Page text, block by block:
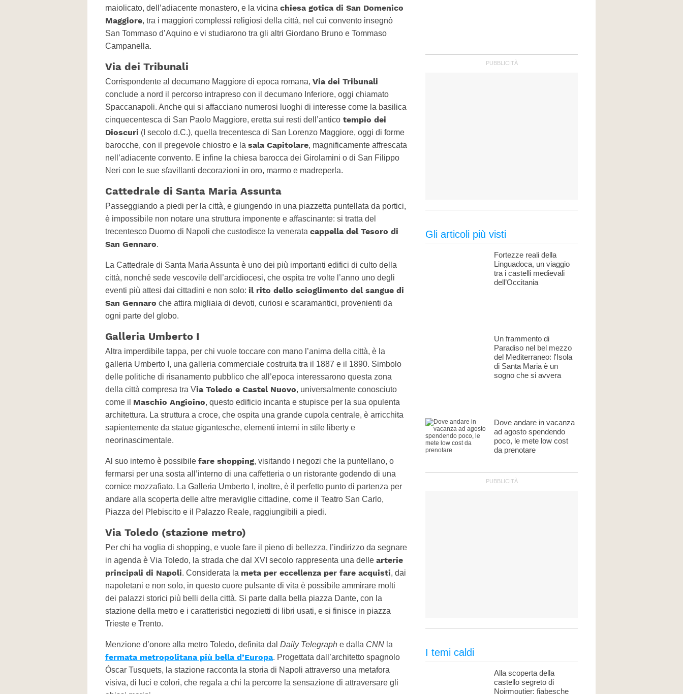
maiolicato, dell’adiacente monastero, e la vicina chiesa gotica di San Domenico
Maggiore, tra i maggiori complessi religiosi della città, nel cui convento insegnò
San Tommaso d’Aquino e vi studiarono tra gli altri Giordano Bruno e Tommaso
Campanella.
Via dei Tribunali
Corrispondente al decumano Maggiore di epoca romana, Via dei Tribunali
conclude a nord il percorso intrapreso con il decumano Inferiore, oggi chiamato
Spaccanapoli. Anche qui si affacciano numerosi luoghi di interesse come la basilica
cinquecentesca di San Paolo Maggiore, eretta sui resti dell’antico tempio dei
Dioscuri (I secolo d.C.), quella trecentesca di San Lorenzo Maggiore, oggi di forme
barocche, con il pregevole chiostro e la sala Capitolare, magnificamente affrescata
nell’adiacente convento. E infine la chiesa barocca dei Girolamini o di San Filippo
Neri con le sue sfavillanti decorazioni in oro, marmo e madreperla.
Cattedrale di Santa Maria Assunta
Passeggiando a piedi per la città, e giungendo in una piazzetta puntellata da portici,
è impossibile non notare una struttura imponente e affascinante: si tratta del
trecentesco Duomo di Napoli che custodisce la venerata cappella del Tesoro di
San Gennaro.
La Cattedrale di Santa Maria Assunta è uno dei più importanti edifici di culto della
città, nonché sede vescovile dell’arcidiocesi, che ospita tre volte l’anno uno degli
eventi più attesi dai cittadini e non solo: il rito dello scioglimento del sangue di
San Gennaro che attira migliaia di devoti, curiosi e scaramantici, provenienti da
ogni parte del globo.
Galleria Umberto I
Altra imperdibile tappa, per chi vuole toccare con mano l’anima della città, è la
galleria Umberto I, una galleria commerciale costruita tra il 1887 e il 1890. Simbolo
delle politiche di risanamento pubblico che all’epoca interessarono questa zona
della città compresa tra Via Toledo e Castel Nuovo, universalmente conosciuto
come il Maschio Angioino, questo edificio incanta e stupisce per la sua opulenta
architettura. La struttura a croce, che ospita una grande cupola centrale, è arricchita
sapientemente da statue gigantesche, elementi interni in stile liberty e
neorinascimentale.
Al suo interno è possibile fare shopping, visitando i negozi che la puntellano, o
fermarsi per una sosta all’interno di una caffetteria o un ristorante godendo di una
cornice mozzafiato. La Galleria Umberto I, inoltre, è il perfetto punto di partenza per
andare alla scoperta delle altre meraviglie cittadine, come il Teatro San Carlo,
Piazza del Plebiscito e il Palazzo Reale, raggiungibili a piedi.
Via Toledo (stazione metro)
Per chi ha voglia di shopping, e vuole fare il pieno di bellezza, l’indirizzo da segnare
in agenda è Via Toledo, la strada che dal XVI secolo rappresenta una delle arterie
principali di Napoli. Considerata la meta per eccellenza per fare acquisti, dai
napoletani e non solo, in questo cuore pulsante di vita è possibile ammirare molti
dei palazzi storici più belli della città. Si parte dalla bella piazza Dante, con la
stazione della metro e i caratteristici negozietti di libri usati, e si finisce in piazza
Trieste e Trento.
Menzione d’onore alla metro Toledo, definita dal Daily Telegraph e dalla CNN la
fermata metropolitana più bella d’Europa. Progettata dall’architetto spagnolo
Óscar Tusquets, la stazione racconta la storia di Napoli attraverso una metafora
visiva, di luci e colori, che regala a chi la percorre la sensazione di attraversare gli
Gli articoli più visti
Fortezze reali della
Linguadoca, un viaggio
tra i castelli medievali
dell’Occitania
Un frammento di
Paradiso nel bel mezzo
del Mediterraneo: l'Isola
di Santa Maria è un
sogno che si avvera
Dove andare in vacanza
ad agosto spendendo
poco, le mete low cost
da prenotare
I temi caldi
Alla scoperta della
castello segreto di
Noirmoutier: fiabesche